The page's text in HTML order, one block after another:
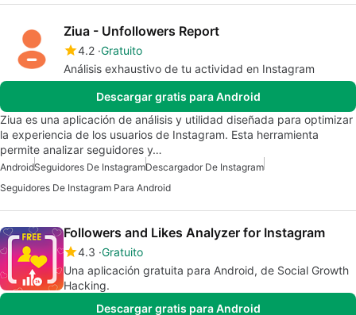
Ziua - Unfollowers Report
4.2 Gratuito
Análisis exhaustivo de tu actividad en Instagram
Descargar gratis para Android
Ziua es una aplicación de análisis y utilidad diseñada para optimizar
la experiencia de los usuarios de Instagram. Esta herramienta
permite analizar seguidores y…
AndroidSeguidores De InstagramDescargador De Instagram
Seguidores De Instagram Para Android
Followers and Likes Analyzer for Instagram
4.3 Gratuito
Una aplicación gratuita para Android, de Social Growth
Hacking.
Descargar gratis para Android